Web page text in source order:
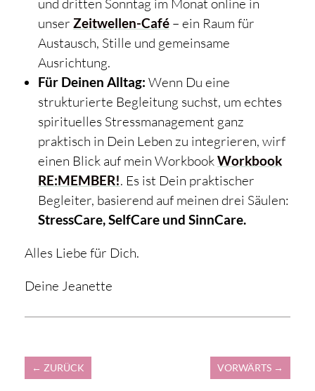
und dritten Sonntag im Monat online in
unser Zeitwellen-Café– ein Raum für
Austausch, Stille und gemeinsame
Ausrichtung.
Für Deinen Alltag: Wenn Du eine
strukturierte Begleitung suchst, um echtes
spirituelles Stressmanagement ganz
praktisch in Dein Leben zu integrieren, wirf
einen Blick auf mein WorkbookWorkbook
RE:MEMBER!. Es ist Dein praktischer
Begleiter, basierend auf meinen drei Säulen:
StressCare, SelfCare und SinnCare.
Alles Liebe für Dich.
Deine Jeanette
← ZURÜCK VORWÄRTS →